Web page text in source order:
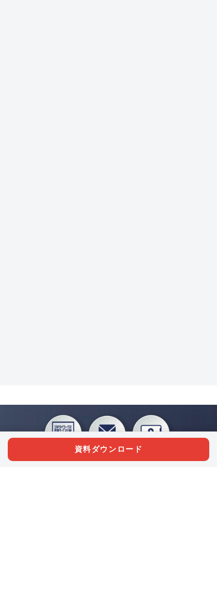
資料ダウンロード